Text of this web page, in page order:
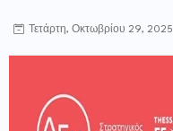
Τετάρτη, Οκτωβρίου 29, 2025